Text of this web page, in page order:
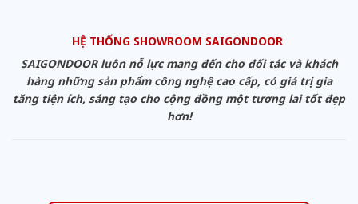
HỆ THỐNG SHOWROOM SAIGONDOOR
SAIGONDOOR luôn nỗ lực mang đến cho đối tác và khách
hàng những sản phẩm công nghệ cao cấp, có giá trị gia
tăng tiện ích, sáng tạo cho cộng đồng một tương lai tốt đẹp
hơn!